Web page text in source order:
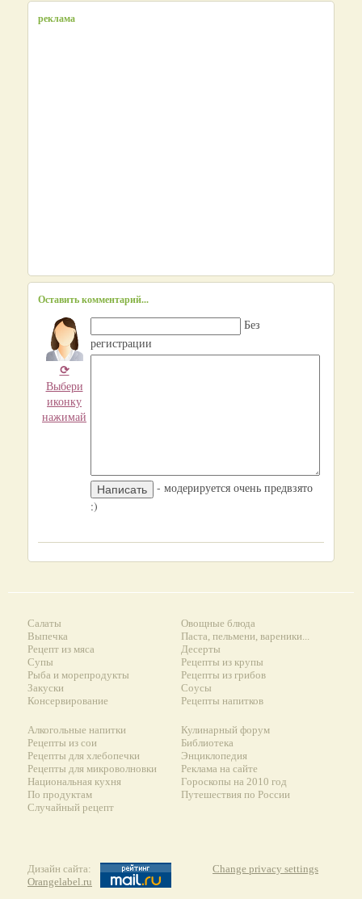
реклама
Оставить комментарий...
⟳
Выбери
иконку
нажимай
Без
регистрации
- модерируется очень предвзято
:)
Салаты
Выпечка
Рецепт из мяса
Супы
Рыба и морепродукты
Закуски
Консервирование
Овощные блюда
Паста, пельмени, вареники...
Десерты
Рецепты из крупы
Рецепты из грибов
Соусы
Рецепты напитков
Алкогольные напитки
Рецепты из сои
Рецепты для хлебопечки
Рецепты для микроволновки
Национальная кухня
По продуктам
Случайный рецепт
Кулинарный форум
Библиотека
Энциклопедия
Реклама на сайте
Гороскопы на 2010 год
Путешествия по России
Дизайн сайта:
Orangelabel.ru
Change privacy settings